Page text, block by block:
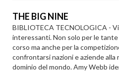
THE BIG NINE
BIBLIOTECA TECNOLOGICA -
interessanti. Non solo per le
corso ma anche per la
confrontarsi nazioni e aziende
dominio del mondo. Amy Webb